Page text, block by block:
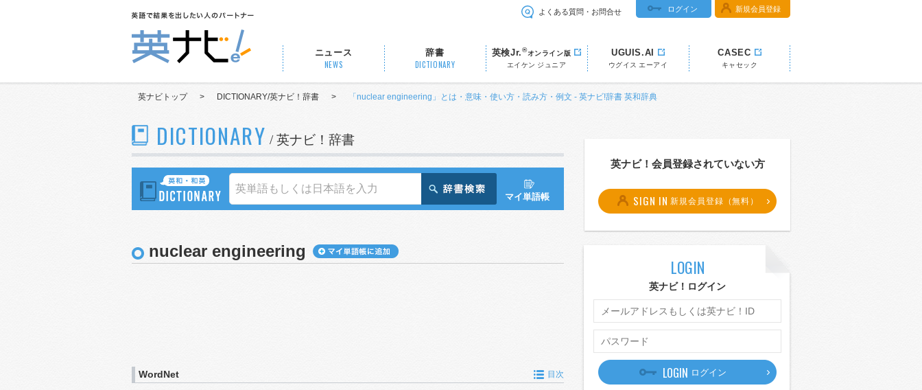
よくある質問・お問合せ ログイン 新規会員登録
ニュース
NEWS
辞書
DICTIONARY
英検Jr.®オンライン版
エイケン ジュニア
UGUIS.AI
ウグイス エーアイ
CASEC
キャセック
英ナビトップ > DICTIONARY/英ナビ！辞書 > 「nuclear engineering」とは・意味・使い方・読み方・例文 - 英ナビ!辞書 英和辞典
DICTIONARY / 英ナビ！辞書
マイ単語帳
nuclear engineering
WordNet 目次
英ナビ！会員登録されていない方
SIGN IN 新規会員登録（無料）
LOGIN
英ナビ！ログイン
LOGIN ログイン